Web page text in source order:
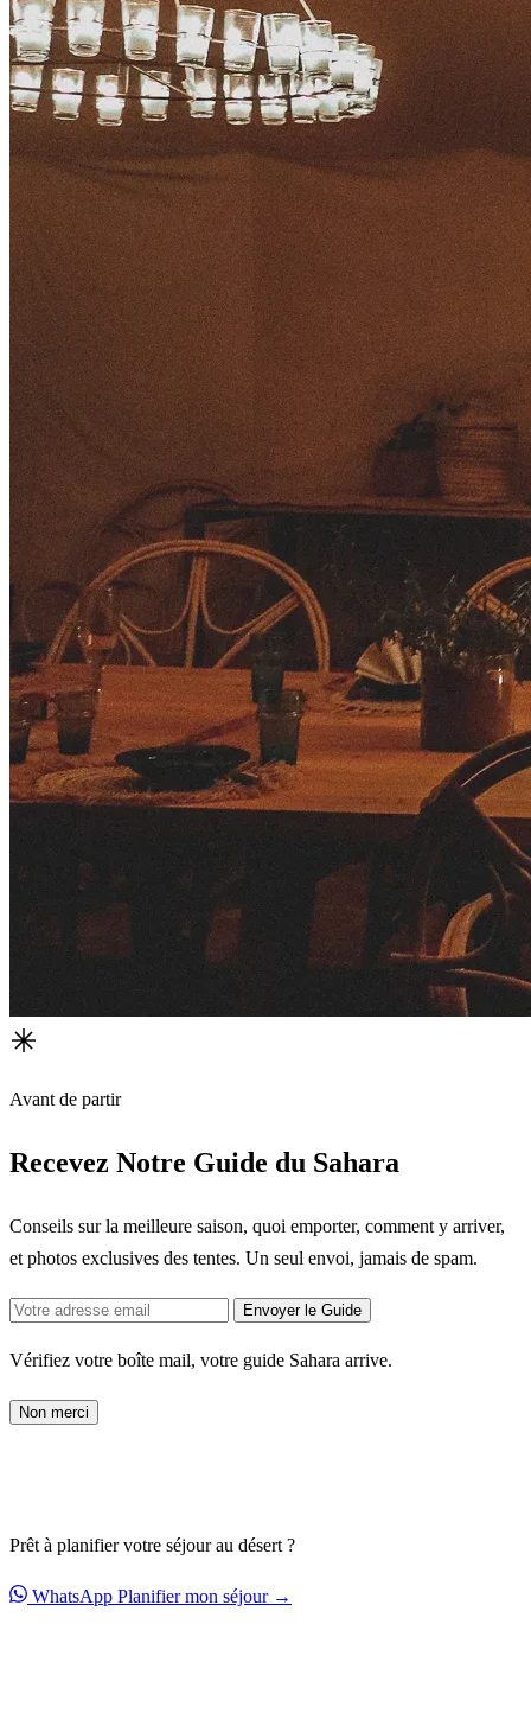
Avant de partir
Recevez Notre Guide du Sahara
Conseils sur la meilleure saison, quoi emporter, comment y arriver,
et photos exclusives des tentes. Un seul envoi, jamais de spam.
Envoyer le Guide
Vérifiez votre boîte mail, votre guide Sahara arrive.
Non merci
Prêt à planifier votre séjour au désert ?
WhatsApp Planifier mon séjour →